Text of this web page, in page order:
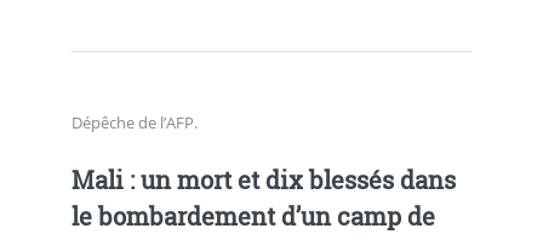
Dépêche de l’AFP.
Mali : un mort et dix blessés dans
le bombardement d’un camp de